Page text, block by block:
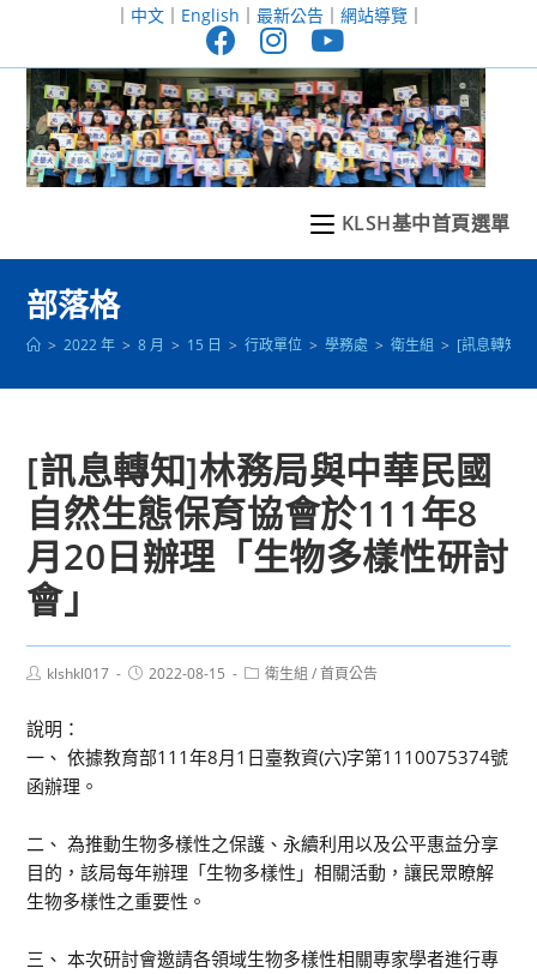
至
｜ 中文｜ English ｜ 最新公告｜ 網站導覽｜
KLSH基中首頁選單
部落格
> 2022 年 > 8 月 > 15 日 > 行政單位 > 學務處 > 衛生組 > [訊息轉知]
[訊息轉知]林務局與中華民國
自然生態保育協會於111年8
月20日辦理「生物多樣性研討
會」
Postklshkl017
Post2022-08-15
Post衛生組 / 首頁公告
說明：
一、 依據教育部111年8月1日臺教資(六)字第1110075374號
函辦理。
二、 為推動生物多樣性之保護、永續利用以及公平惠益分享
目的，該局每年辦理「生物多樣性」相關活動，讓民眾瞭解
生物多樣性之重要性。
三、 本次研討會邀請各領域生物多樣性相關專家學者進行專